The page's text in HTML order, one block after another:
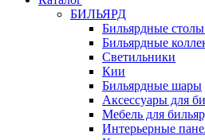
БИЛЬЯРД
Бильярдные
Бильярдные
Светильники
Кии
Бильярдные шары
Аксессуары для
Мебель для
Интерьерные